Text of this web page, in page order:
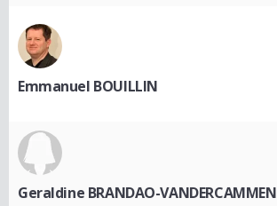
Emmanuel BOUILLIN
Geraldine BRANDAO-VANDERCAMMEN